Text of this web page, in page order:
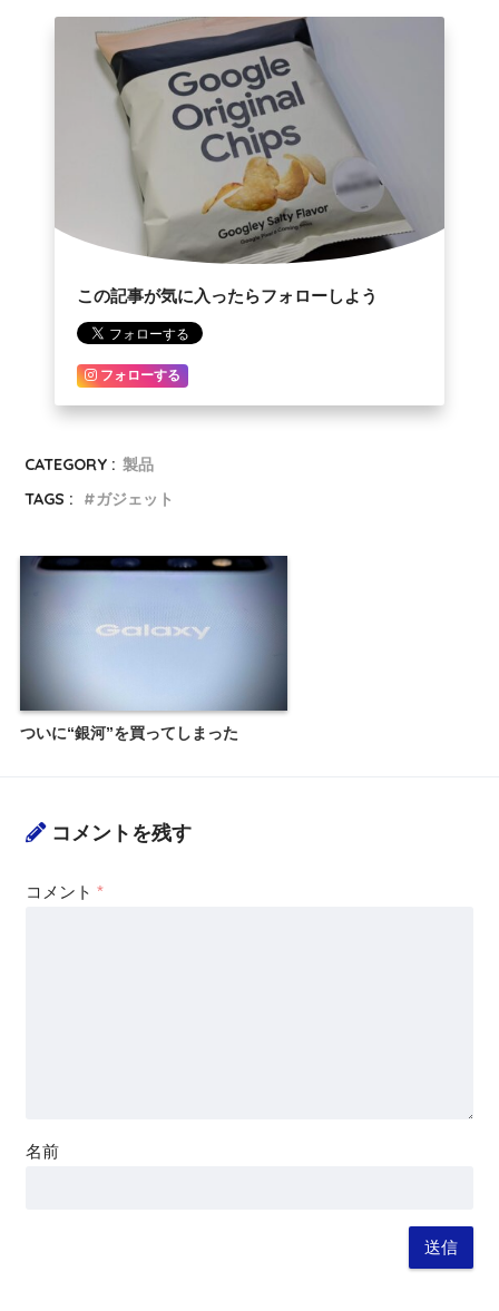
この記事が気に入ったらフォローしよう
フォローする
CATEGORY : 製品
TAGS :
ガジェット
ついに“銀河”を買ってしまった
コメントを残す
コメント *
名前